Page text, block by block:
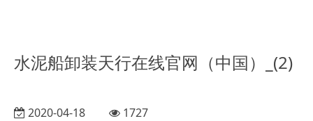
水泥船卸装天行在线官网（中国）_(2)
2020-04-18 1727